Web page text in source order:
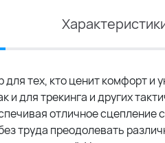
тех, кто ценит комфорт и
и для трекинга и других
отличное
труда преодолевать